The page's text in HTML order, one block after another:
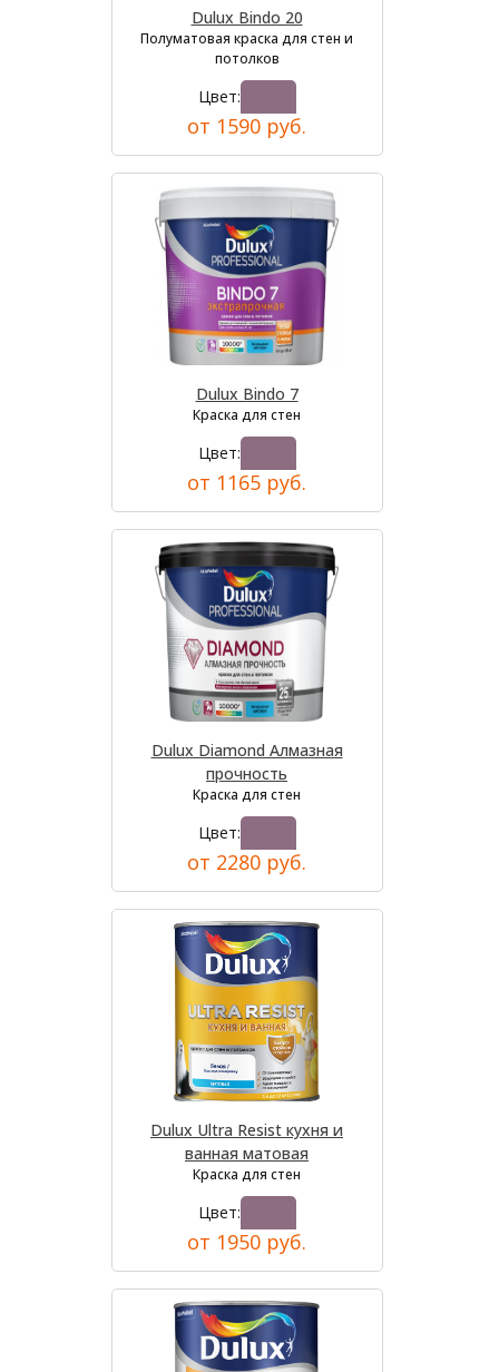
Dulux Bindo 20
Полуматовая краска для стен и
потолков
Цвет:
от 1590 руб.
Dulux Bindo 7
Краска для стен
Цвет:
от 1165 руб.
Dulux Diamond Алмазная
прочность
Краска для стен
Цвет:
от 2280 руб.
Dulux Ultra Resist кухня и
ванная матовая
Краска для стен
Цвет:
от 1950 руб.